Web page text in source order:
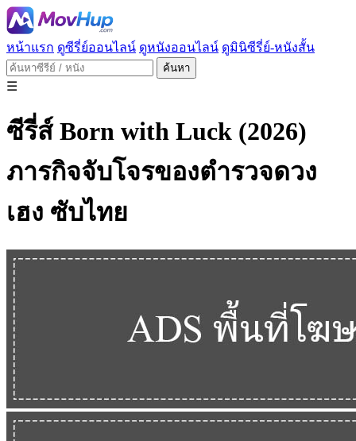
หน้าแรก ดูซีรี่ย์ออนไลน์ ดูหนังออนไลน์ ดูมินิซีรี่ย์-หนังสั้น
ค้นหา
☰
ซีรี่ส์ Born with Luck (2026)
ภารกิจจับโจรของตำรวจดวง
เฮง ซับไทย